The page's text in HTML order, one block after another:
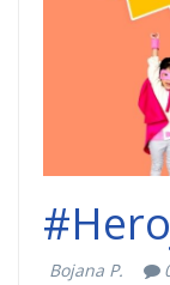
Bojana P.